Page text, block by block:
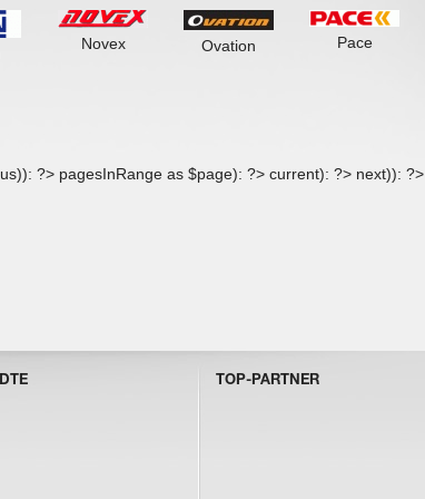
Novex Ovation Pace
?> pagesInRange as $page): ?> current): ?> next)): ?>
TOP-PARTNER